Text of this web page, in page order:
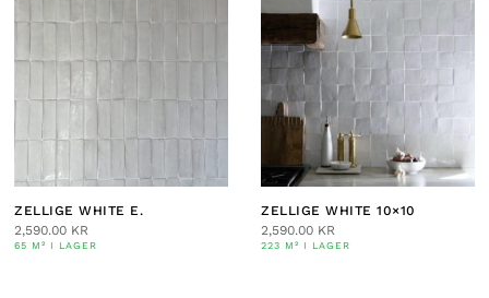
ZELLIGE WHITE E.
2,590.00 KR
65 M² I LAGER
ZELLIGE WHITE 10×10
2,590.00 KR
223 M² I LAGER